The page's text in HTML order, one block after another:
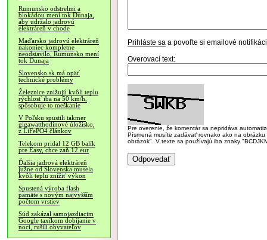
Rumunsko odstrelmi a
blokádou mení tok Dunaja,
aby udržalo jadrovú
elektráreň v chode
Maďarsko jadrovú elektráreň
nakoniec kompletne
neodstavilo, Rumunsko mení
tok Dunaja
Slovensko.sk má opäť
technické problémy
Železnice znižujú kvôli teplu
rýchlosť iba na 50 km/h,
spôsobuje to meškanie
V Poľsku spustili takmer
gigawatthodinové úložisko,
z LiFePO4 článkov
Telekom pridal 12 GB balík
pre Easy, chce zaň 12 eur
Ďalšia jadrová elektráreň
južne od Slovenska musela
kvôli teplu znížiť výkon
Spustená výroba flash
pamäte s novým najvyšším
počtom vrstiev
Súd zakázal samojazdiacim
Google taxíkom dobíjanie v
noci, rušili obyvateľov
Prihláste sa a povoľte si emailové
Overovací text:
Pre overenie, že komentár sa nepridáva
Písmená musíte zadávať rovnako ako na
obrázok". V texte sa používajú iba znaky